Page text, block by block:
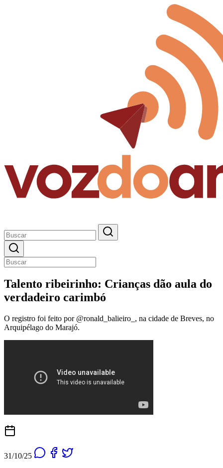
Talento ribeirinho: Crianças dão aula do
verdadeiro carimbó
O registro foi feito por @ronald_balieiro_, na cidade de Breves, no
Arquipélago do Marajó.
31/10/25